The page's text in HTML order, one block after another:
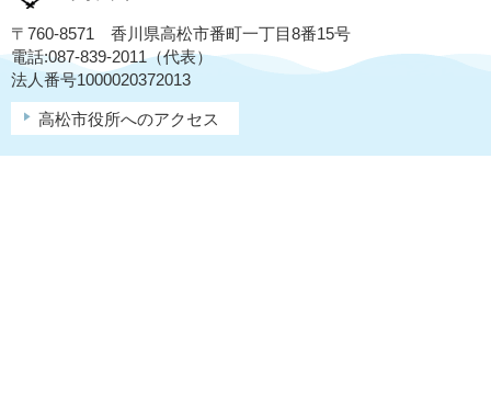
〒760-8571 香川県高松市番町一丁目8番15号
電話:087-839-2011（代表）
法人番号1000020372013
高松市役所へのアクセス